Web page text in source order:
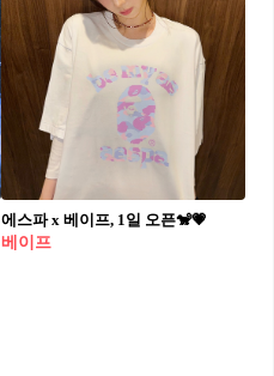
에스파 x 베이프, 1일 오픈🐒💗
베이프